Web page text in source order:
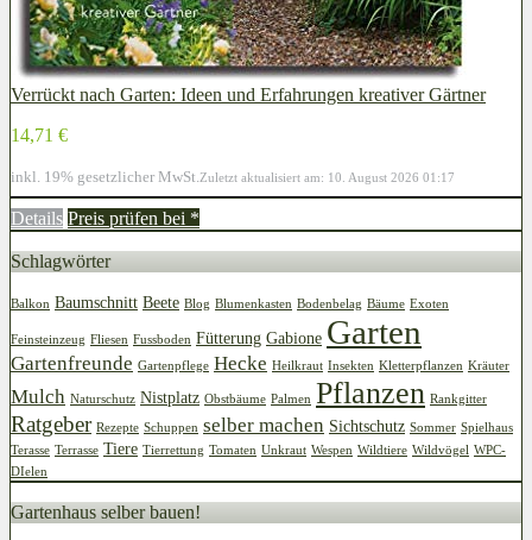
Verrückt nach Garten: Ideen und Erfahrungen kreativer Gärtner
14,71 €
inkl. 19% gesetzlicher MwSt. Zuletzt aktualisiert am: 10. August 2026 01:17
Details Preis prüfen bei *
Schlagwörter
Balkon Baumschnitt Beete Blog Blumenkasten Bodenbelag Bäume Exoten
Feinsteinzeug Fliesen Fussboden Fütterung Gabione Garten
Gartenfreunde Gartenpflege Hecke Heilkraut Insekten Kletterpflanzen Kräuter
Mulch Naturschutz Nistplatz Obstbäume Palmen Pflanzen Rankgitter
Ratgeber Rezepte Schuppen selber machen Sichtschutz Sommer Spielhaus
Terasse Terrasse Tiere Tierrettung Tomaten Unkraut Wespen Wildtiere Wildvögel WPC-
DIelen
Gartenhaus selber bauen!